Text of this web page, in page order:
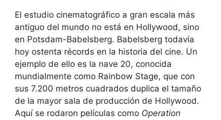
El estudio cinematográfico a gran escala más
antiguo del mundo no está en Hollywood, sino
en Potsdam-Babelsberg. Babelsberg todavía
hoy ostenta récords en la historia del cine. Un
ejemplo de ello es la nave 20, conocida
mundialmente como Rainbow Stage, que con
sus 7.200 metros cuadrados duplica el tamaño
de la mayor sala de producción de Hollywood.
Aquí se rodaron películas como Operation